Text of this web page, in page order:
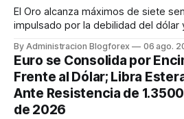
El Oro alcanza máximos de siete
impulsado por la debilidad del
WTI en $75,78, afectados por el
Natural europeo (TTF) sube un
By Administracion Blogforex 06 ago.
Euro se Consolida por
Frente al Dólar; Libra
Ante Resistencia de
de 2026